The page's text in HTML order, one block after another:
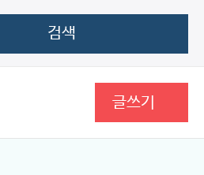
검색
글쓰기